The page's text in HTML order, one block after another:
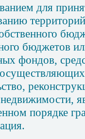
для
бюджетов
фондов,
порядке